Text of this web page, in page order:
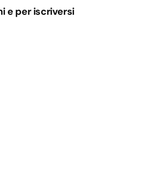
e per iscriversi